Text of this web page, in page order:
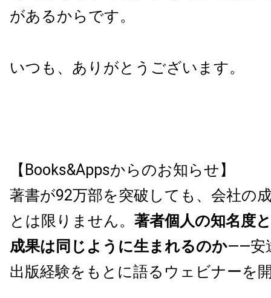
があるからです。
いつも、ありがとうございます。
【Books&Appsからのお知らせ】
著書が92万部を突破しても、会社の
とは限りません。 著者個人の知名度
成果は同じように生まれるのか——安
出版経験をもとに語るウェビナーを